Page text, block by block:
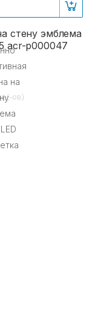
стену эмблема
acr-p000047
ов)